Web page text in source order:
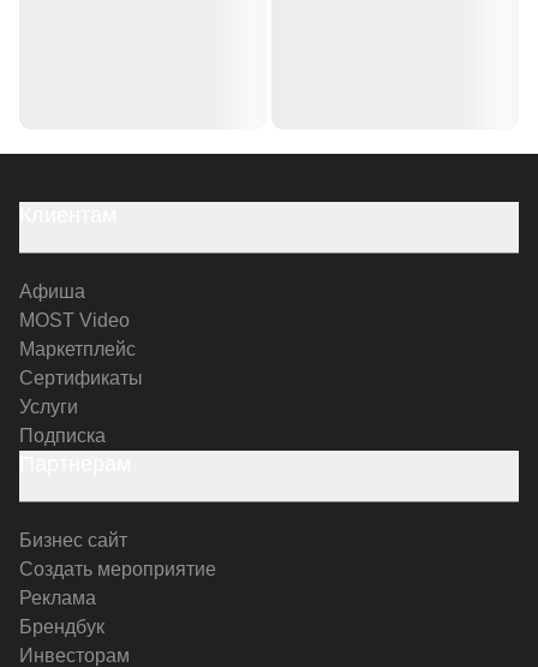
Афиша
MOST Video
Маркетплейс
Сертификаты
Услуги
Подписка
Бизнес сайт
Создать мероприятие
Реклама
Брендбук
Инвесторам